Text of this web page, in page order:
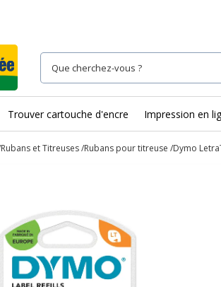
Trouver cartouche d'encre Impression en
Rubans et Titreuses Rubans pour titreuse Dymo